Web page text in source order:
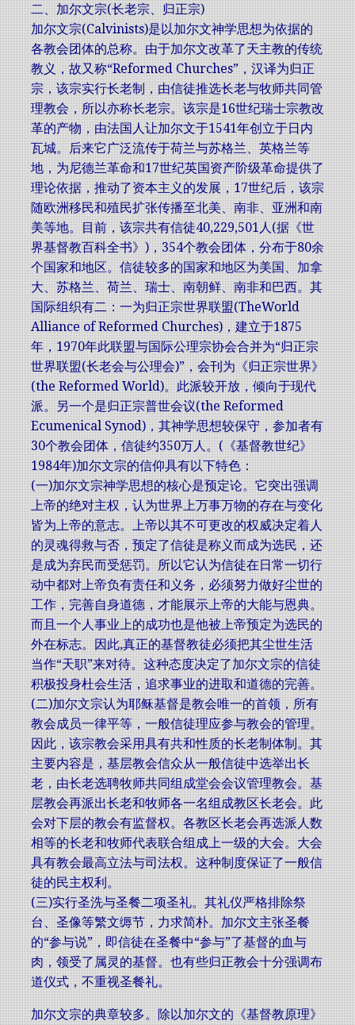
二、加尔文宗(长老宗、归正宗)
加尔文宗(Calvinists)是以加尔文神学思想为依据的
各教会团体的总称。由于加尔文改革了天主教的传统
教义，故又称“Reformed Churches”，汉译为归正
宗，该宗实行长老制，由信徒推选长老与牧师共同管
理教会，所以亦称长老宗。该宗是16世纪瑞士宗教改
革的产物，由法国人让加尔文于1541年创立于日内
瓦城。后来它广泛流传于荷兰与苏格兰、英格兰等
地，为尼德兰革命和17世纪英国资产阶级革命提供了
理论依据，推动了资本主义的发展，17世纪后，该宗
随欧洲移民和殖民扩张传播至北美、南非、亚洲和南
美等地。目前，该宗共有信徒40,229,501人(据《世
界基督教百科全书》)，354个教会团体，分布于80余
个国家和地区。信徒较多的国家和地区为美国、加拿
大、苏格兰、荷兰、瑞士、南朝鲜、南非和巴西。其
国际组织有二：一为归正宗世界联盟(TheWorld
Alliance of Reformed Churches)，建立于1875
年，1970年此联盟与国际公理宗协会合并为“归正宗
世界联盟(长老会与公理会)”，会刊为《归正宗世界》
(the Reformed World)。此派较开放，倾向于现代
派。另一个是归正宗普世会议(the Reformed
Ecumenical Synod)，其神学思想较保守，参加者有
30个教会团体，信徒约350万人。(《基督教世纪》
1984年)加尔文宗的信仰具有以下特色：
(一)加尔文宗神学思想的核心是预定论。它突出强调
上帝的绝对主权，认为世界上万事万物的存在与变化
皆为上帝的意志。上帝以其不可更改的权威决定着人
的灵魂得救与否，预定了信徒是称义而成为选民，还
是成为弃民而受惩罚。所以它认为信徒在日常一切行
动中都对上帝负有责任和义务，必须努力做好尘世的
工作，完善自身道德，才能展示上帝的大能与恩典。
而且一个人事业上的成功也是他被上帝预定为选民的
外在标志。因此,真正的基督教徒必须把其尘世生活
当作“天职”来对待。这种态度决定了加尔文宗的信徒
积极投身杜会生活，追求事业的进取和道德的完善。
(二)加尔文宗认为耶稣基督是教会唯一的首领，所有
教会成员一律平等，一般信徒理应参与教会的管理。
因此，该宗教会采用具有共和性质的长老制体制。其
主要内容是，基层教会信众从一般信徒中选举出长
老，由长老选聘牧师共同组成堂会会议管理教会。基
层教会再派出长老和牧师各一名组成教区长老会。此
会对下层的教会有监督权。各教区长老会再选派人数
相等的长老和牧师代表联合组成上一级的大会。大会
具有教会最高立法与司法权。这种制度保证了一般信
徒的民主权利。
(三)实行圣洗与圣餐二项圣礼。其礼仪严格排除祭
台、圣像等繁文缛节，力求简朴。加尔文主张圣餐
的“参与说”，即信徒在圣餐中“参与”了基督的血与
肉，领受了属灵的基督。也有些归正教会十分强调布
道仪式，不重视圣餐礼。
加尔文宗的典章较多。除以加尔文的《基督教原理》